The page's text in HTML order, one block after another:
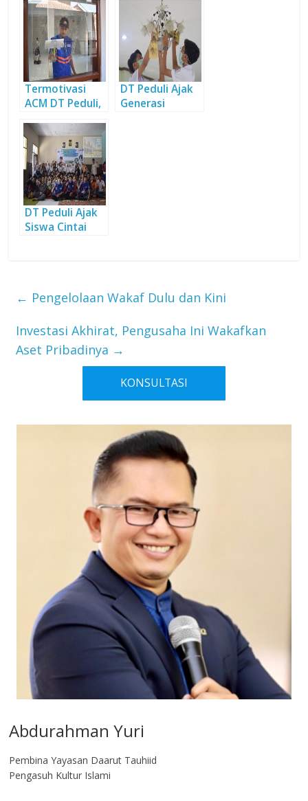
Warga
Bersihkan
Masjid
Masjid se-
Bandung Raya
Termotivasi
ACM DT Peduli,
Pasirmalang
Bersihkan
Masjid
DT Peduli Ajak
Generasi
DT Peduli Ajak
Siswa Cintai
← Pengelolaan Wakaf Dulu dan Kini
Investasi Akhirat, Pengusaha Ini Wakafkan
Aset Pribadinya →
KONSULTASI
Abdurahman Yuri
Pembina Yayasan Daarut Tauhiid
Pengasuh Kultur Islami